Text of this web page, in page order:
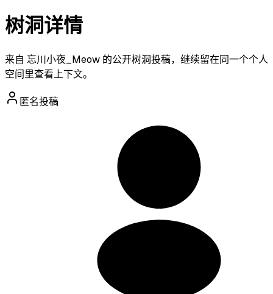
树洞详情
来自 忘川小夜_Meow 的公开树洞投稿，继续留在同一个个人
空间里查看上下文。
匿名投稿